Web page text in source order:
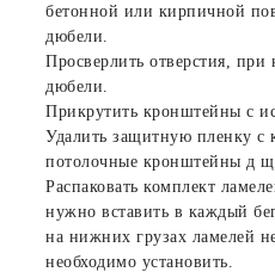
бетонной или кирпичной
дюбели.
Просверлить отверстия, при
дюбели.
Прикрутить кронштейны с
Удалить защитную пленку с
потолочные кронштейны д
Распаковать комплект
нужно вставить в каждый
на нижних грузах ламелей
необходимо установить.